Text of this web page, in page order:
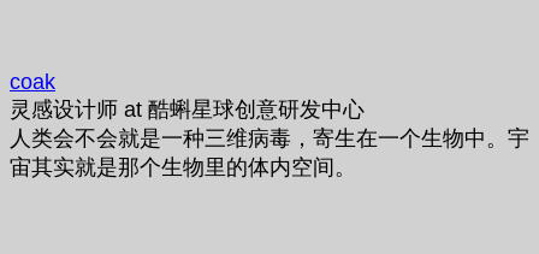
coak
灵感设计师 at 酷蝌星球创意研发中心
人类会不会就是一种三维病毒，寄生在一个生物中。宇
宙其实就是那个生物里的体内空间。